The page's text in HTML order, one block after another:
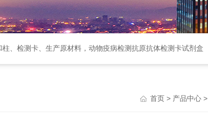
、检测卡、生产原材料，动物疫病检测抗原抗体检测卡试剂盒
首页 > 产品中心 >